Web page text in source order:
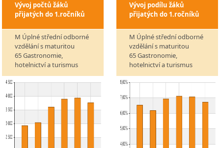
Vývoj počtů žáků
přijatých do 1.ročníků
M Úplné střední odborné
vzdělání s maturitou
65 Gastronomie,
hotelnictví a turismus
Vývoj podílu žáků
přijatých do 1.ročníků
M Úplné střední odborné
vzdělání s maturitou
65 Gastronomie,
hotelnictví a turismus